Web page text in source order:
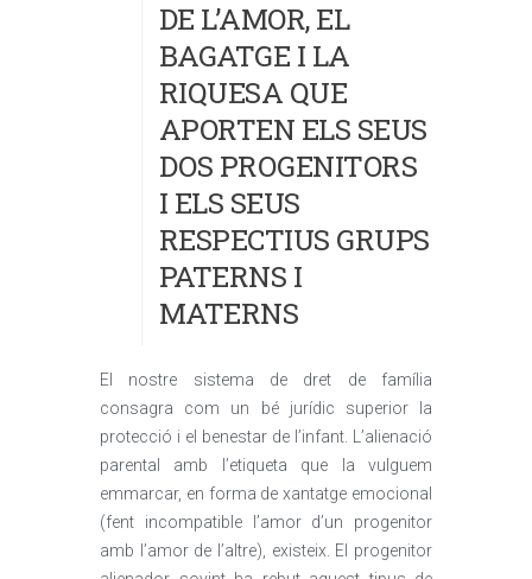
DE L’AMOR, EL
BAGATGE I LA
RIQUESA QUE
APORTEN ELS SEUS
DOS PROGENITORS
I ELS SEUS
RESPECTIUS GRUPS
PATERNS I
MATERNS
El nostre sistema de dret de família
consagra com un bé jurídic superior la
protecció i el benestar de l’infant. L’alienació
parental amb l’etiqueta que la vulguem
emmarcar, en forma de xantatge emocional
(fent incompatible l’amor d’un progenitor
amb l’amor de l’altre), existeix. El progenitor